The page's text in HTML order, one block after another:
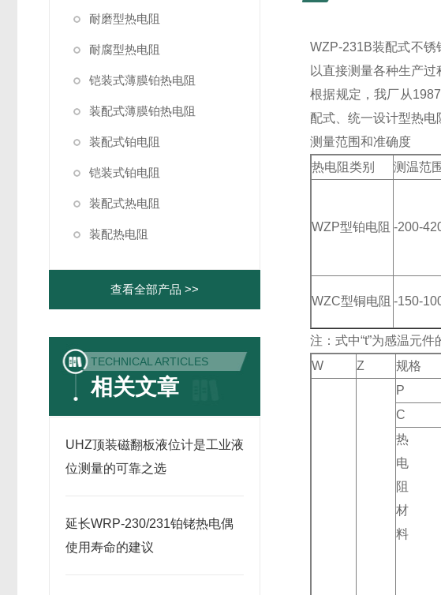
耐磨型热电阻
耐腐型热电阻
铠装式薄膜铂热电阻
装配式薄膜铂热电阻
装配式铂电阻
铠装式铂电阻
装配式热电阻
装配热电阻
查看全部产品 >>
TECHNICAL ARTICLES
相关文章
UHZ顶装磁翻板液位计是工业液
位测量的可靠之选
延长WRP-230/231铂铑热电偶
使用寿命的建议
WZP-231B装配式不锈
以直接测量各种生产
根据规定，我厂从
配式、统一设计型热电
测量范围和准确度
热电阻类别
测温范
WZP型铂电阻 -200-
WZC型铜电阻 -150-
注：式中“t”为感温元件
W
Z 规格
P
C
热
电
阻
材
料